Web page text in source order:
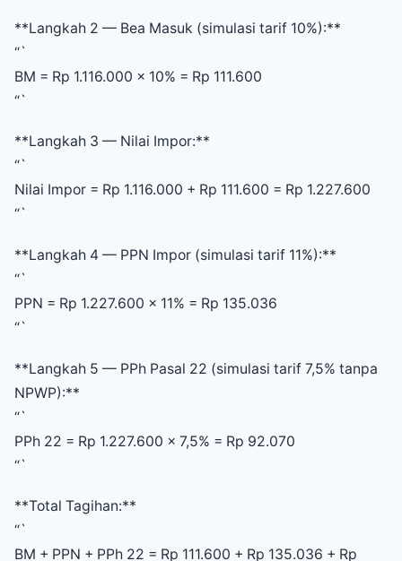
**Langkah 2 — Bea Masuk (simulasi tarif 10%):**
“`
BM = Rp 1.116.000 × 10% = Rp 111.600
“`
**Langkah 3 — Nilai Impor:**
“`
Nilai Impor = Rp 1.116.000 + Rp 111.600 = Rp 1.227.600
“`
**Langkah 4 — PPN Impor (simulasi tarif 11%):**
“`
PPN = Rp 1.227.600 × 11% = Rp 135.036
“`
**Langkah 5 — PPh Pasal 22 (simulasi tarif 7,5% tanpa
NPWP):**
“`
PPh 22 = Rp 1.227.600 × 7,5% = Rp 92.070
“`
**Total Tagihan:**
“`
BM + PPN + PPh 22 = Rp 111.600 + Rp 135.036 + Rp